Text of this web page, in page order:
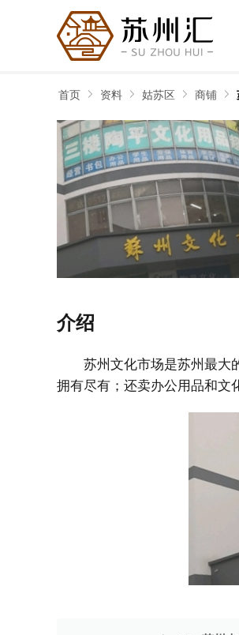
首页 资料 姑苏区 商铺
介绍
苏州文化市场是苏州最大
拥有尽有；还卖办公用品和文